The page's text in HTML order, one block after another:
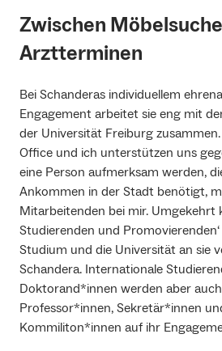
Zwischen
Arztterminen
Bei Schanderas individuellem
Engagement arbeitet sie eng mit
der Universität Freiburg
Office und ich unterstützen uns
eine Person aufmerksam werden,
Ankommen in der Stadt benötigt,
Mitarbeitenden bei mir. Umgekehrt
Studierenden und
Studium und die Universität an sie
Schandera. Internationale
Doktorand*innen werden aber
Professor*innen, Sekretär*innen
Kommiliton*innen auf ihr